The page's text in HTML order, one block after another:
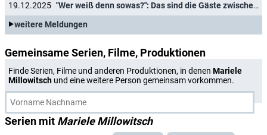
19.12.2025
"Wer weiß denn sowas?": Das sind die Gäste zwischen Weihnachten und Neujahr 2025/26
weitere Meldungen
Gemeinsame Serien, Filme, Produktionen
Finde Serien, Filme und anderen Produktionen, in denen Mariele
Millowitsch und eine weitere Person gemeinsam vorkommen.
Serien mit Mariele Millowitsch